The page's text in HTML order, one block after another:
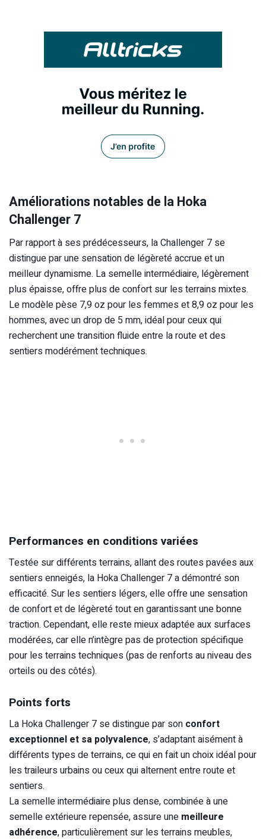
Améliorations notables de la Hoka
Challenger 7
Par rapport à ses prédécesseurs, la Challenger 7 se
distingue par une sensation de légèreté accrue et un
meilleur dynamisme. La semelle intermédiaire, légèrement
plus épaisse, offre plus de confort sur les terrains mixtes.
Le modèle pèse 7,9 oz pour les femmes et 8,9 oz pour les
hommes, avec un drop de 5 mm, idéal pour ceux qui
recherchent une transition fluide entre la route et des
sentiers modérément techniques.
Performances en conditions variées
Testée sur différents terrains, allant des routes pavées aux
sentiers enneigés, la Hoka Challenger 7 a démontré son
efficacité. Sur les sentiers légers, elle offre une sensation
de confort et de légèreté tout en garantissant une bonne
traction. Cependant, elle reste mieux adaptée aux surfaces
modérées, car elle n’intègre pas de protection spécifique
pour les terrains techniques (pas de renforts au niveau des
orteils ou des côtés).
Points forts
La Hoka Challenger 7 se distingue par son confort
exceptionnel et sa polyvalence, s’adaptant aisément à
différents types de terrains, ce qui en fait un choix idéal pour
les traileurs urbains ou ceux qui alternent entre route et
sentiers.
La semelle intermédiaire plus dense, combinée à une
semelle extérieure repensée, assure une meilleure
adhérence, particulièrement sur les terrains meubles,